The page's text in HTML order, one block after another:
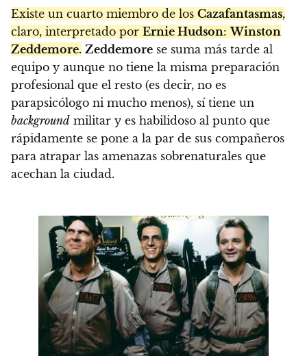
Existe un cuarto miembro de los Cazafantasmas,
claro, interpretado por Ernie Hudson:Winston
Zeddemore. Zeddemore se suma más tarde al
equipo y aunque no tiene la misma preparación
profesional que el resto (es decir, no es
parapsicólogo ni mucho menos), sí tiene un
background militar y es habilidoso al punto que
rápidamente se pone a la par de sus compañeros
para atrapar las amenazas sobrenaturales que
acechan la ciudad.